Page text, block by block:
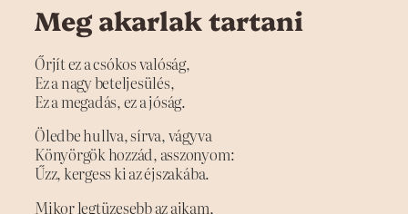
Meg akarlak tartani
Őrjít ez a csókos valóság,
Ez a nagy beteljesülés,
Ez a megadás, ez a jóság.
Öledbe hullva, sírva, vágyva
Könyörgök hozzád, asszonyom:
Űzz, kergess ki az éjszakába.
Mikor legtüzesebb az ajkam,